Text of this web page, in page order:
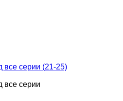
все серии (21-25)
все серии